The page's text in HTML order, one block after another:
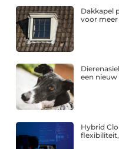
Dakkapel
voor
een
Hybrid